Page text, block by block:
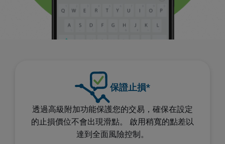
保證止損*
透過高級附加功能保護您的交易，確保在設定
的止損價位不會出現滑點。 啟用稍寬的點差以
達到全面風險控制。